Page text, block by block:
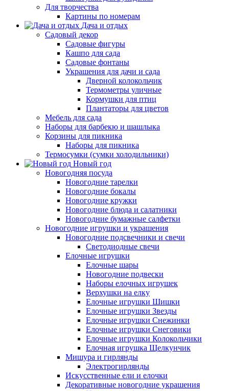
Для творчества
Картины по номерам
Дача и отдых
Садовый декор
Садовые фигуры
Кашпо для сада
Садовые фонтаны
Украшения для дачи и сада
Дверной колокольчик
Термометры уличные
Кормушки для птиц
Плантаторы для цветов
Мебель для сада
Наборы для барбекю и шашлыка
Корзины для пикника
Наборы для пикника
Термосумки (сумки холодильники)
Новый год
Новогодняя посуда
Новогодние тарелки
Новогодние бокалы
Новогодние кружки
Новогодние блюда и салатники
Новогодние бумажные салфетки
Новогодние игрушки и украшения
Новогодние подсвечники и свечи
Светодиодные свечи
Елочные игрушки
Елочные шары
Новогодние подвески
Наборы елочных игрушек
Верхушки на елку
Елочные игрушки Шишки
Елочные игрушки Звезды
Елочные игрушки Снежинки
Елочные игрушки Снеговики
Елочные игрушки Колокольчики
Елочная игрушка Щелкунчик
Мишура и гирлянды
Электрогирлянды
Искусственные ели и елочки
Декоративные новогодние украшения